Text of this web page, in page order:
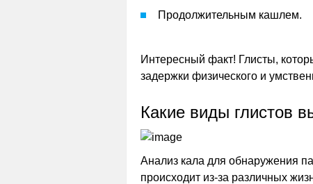
Продолжительным кашлем.
Интересный факт! Глисты,
задержки физического и
Какие виды глистов
Анализ кала для обнаружения
происходит из-за различных